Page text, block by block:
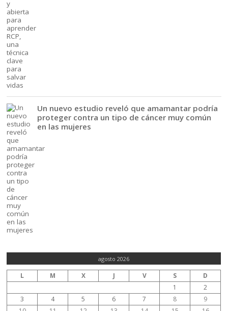
Un nuevo estudio reveló que amamantar podría
proteger contra un tipo de cáncer muy común
en las mujeres
agosto 2026
L M X J V S
D
1
2
3
4 5 6 7 8
9